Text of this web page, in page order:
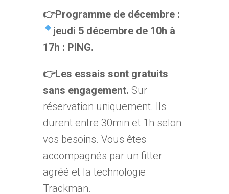
👉Programme de décembre :
jeudi 5 décembre de 10h à
17h : PING.
👉Les essais sont gratuits
sans engagement. Sur
réservation uniquement. Ils
durent entre 30min et 1h selon
vos besoins. Vous êtes
accompagnés par un fitter
agréé et la technologie
Trackman.